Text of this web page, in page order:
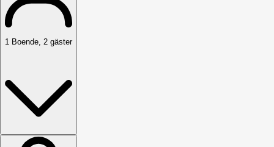
1 Boende, 2 gäster